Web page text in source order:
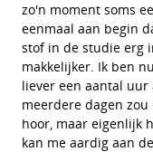
zo'n moment soms
eenmaal aan begin
stof in de studie erg
makkelijker. Ik ben
liever een aantal
meerdere dagen
hoor, maar eigenlijk
kan me aardig aan